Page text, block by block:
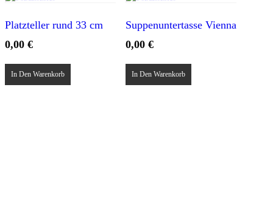
Platzteller rund 33 cm
0,00 €
In Den Warenkorb
Suppenuntertasse Vienna
0,00 €
In Den Warenkorb